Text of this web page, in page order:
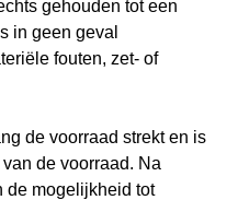
gehouden tot een
in geen geval
fouten, zet- of
de voorraad strekt en is
de voorraad. Na
de mogelijkheid tot